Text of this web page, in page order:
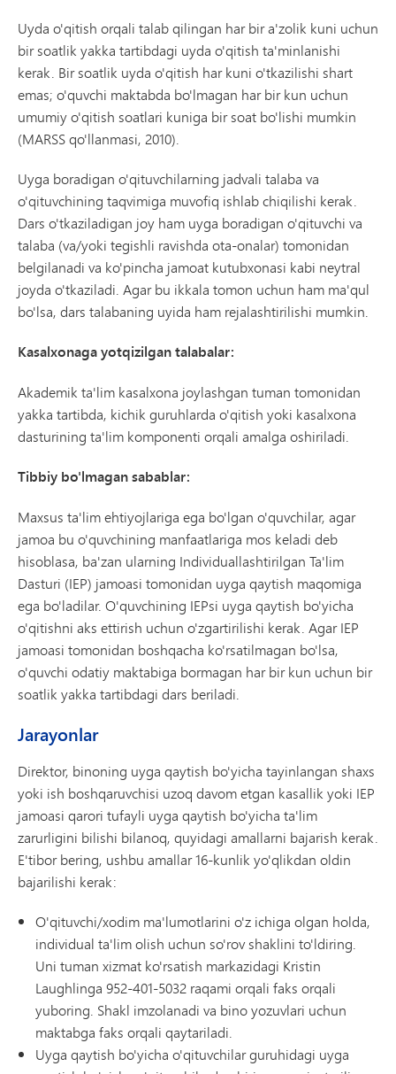
Uyda o'qitish orqali talab qilingan har bir a'zolik kuni uchun
bir soatlik yakka tartibdagi uyda o'qitish ta'minlanishi
kerak. Bir soatlik uyda o'qitish har kuni o'tkazilishi shart
emas; o'quvchi maktabda bo'lmagan har bir kun uchun
umumiy o'qitish soatlari kuniga bir soat bo'lishi mumkin
(MARSS qo'llanmasi, 2010).
Uyga boradigan o'qituvchilarning jadvali talaba va
o'qituvchining taqvimiga muvofiq ishlab chiqilishi kerak.
Dars o'tkaziladigan joy ham uyga boradigan o'qituvchi va
talaba (va/yoki tegishli ravishda ota-onalar) tomonidan
belgilanadi va ko'pincha jamoat kutubxonasi kabi neytral
joyda o'tkaziladi. Agar bu ikkala tomon uchun ham ma'qul
bo'lsa, dars talabaning uyida ham rejalashtirilishi mumkin.
Kasalxonaga yotqizilgan talabalar:
Akademik ta'lim kasalxona joylashgan tuman tomonidan
yakka tartibda, kichik guruhlarda o'qitish yoki kasalxona
dasturining ta'lim komponenti orqali amalga oshiriladi.
Tibbiy bo'lmagan sabablar:
Maxsus ta'lim ehtiyojlariga ega bo'lgan o'quvchilar, agar
jamoa bu o'quvchining manfaatlariga mos keladi deb
hisoblasa, ba'zan ularning Individuallashtirilgan Ta'lim
Dasturi (IEP) jamoasi tomonidan uyga qaytish maqomiga
ega bo'ladilar. O'quvchining IEPsi uyga qaytish bo'yicha
o'qitishni aks ettirish uchun o'zgartirilishi kerak. Agar IEP
jamoasi tomonidan boshqacha ko'rsatilmagan bo'lsa,
o'quvchi odatiy maktabiga bormagan har bir kun uchun bir
soatlik yakka tartibdagi dars beriladi.
Jarayonlar
Direktor, binoning uyga qaytish bo'yicha tayinlangan shaxs
yoki ish boshqaruvchisi uzoq davom etgan kasallik yoki IEP
jamoasi qarori tufayli uyga qaytish bo'yicha ta'lim
zarurligini bilishi bilanoq, quyidagi amallarni bajarish kerak.
E'tibor bering, ushbu amallar 16-kunlik yo'qlikdan oldin
bajarilishi kerak:
O'qituvchi/xodim ma'lumotlarini o'z ichiga olgan holda,
individual ta'lim olish uchun so'rov shaklini to'ldiring.
Uni tuman xizmat ko'rsatish markazidagi Kristin
Laughlinga 952-401-5032 raqami orqali faks orqali
yuboring. Shakl imzolanadi va bino yozuvlari uchun
maktabga faks orqali qaytariladi.
Uyga qaytish bo'yicha o'qituvchilar guruhidagi uyga